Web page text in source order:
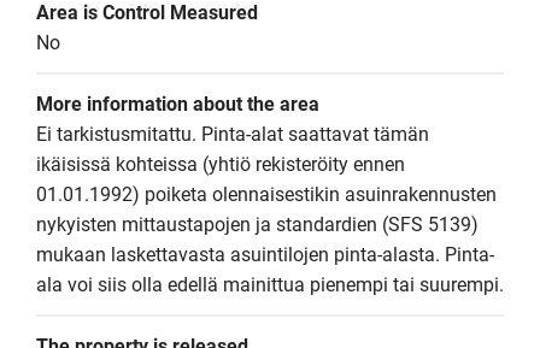
Area is Control Measured
No
More information about the area
Ei tarkistusmitattu. Pinta-alat saattavat tämän
ikäisissä kohteissa (yhtiö rekisteröity ennen
01.01.1992) poiketa olennaisestikin asuinrakennusten
nykyisten mittaustapojen ja standardien (SFS 5139)
mukaan laskettavasta asuintilojen pinta-alasta. Pinta-
ala voi siis olla edellä mainittua pienempi tai suurempi.